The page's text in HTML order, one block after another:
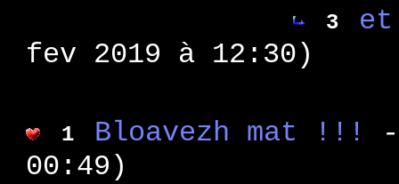
WA 3 :
WA 2
3
fev 2019 à 12:30)
1 Bloavezh mat !!!
00:49)